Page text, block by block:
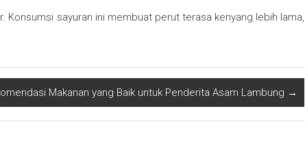
Konsumsi sayuran ini membuat perut terasa kenyang lebih lama,
Makanan yang Baik untuk Penderita Asam Lambung →